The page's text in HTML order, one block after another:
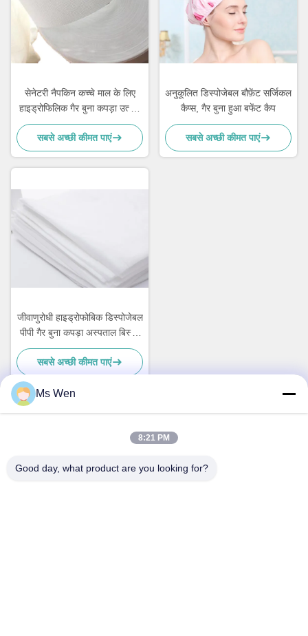
सेनेटरी नैपकिन कच्चे माल के लिए
हाइड्रोफिलिक गैर बुना कपड़ा उत्पाद
पारिस्थितिक रूप से छिद्रित
सबसे अच्छी कीमत पाएं
अनुकूलित डिस्पोजेबल बौफ़ेंट सर्जिकल
कैप्स, गैर बुना हुआ बफेंट कैप
सबसे अच्छी कीमत पाएं
जीवाणुरोधी हाइड्रोफोबिक डिस्पोजेबल
पीपी गैर बुना कपड़ा अस्पताल बिस्तर
चादरें
सबसे अच्छी कीमत पाएं
पता
Ms Wen
8:21 PM
Good day, what product are you looking for?